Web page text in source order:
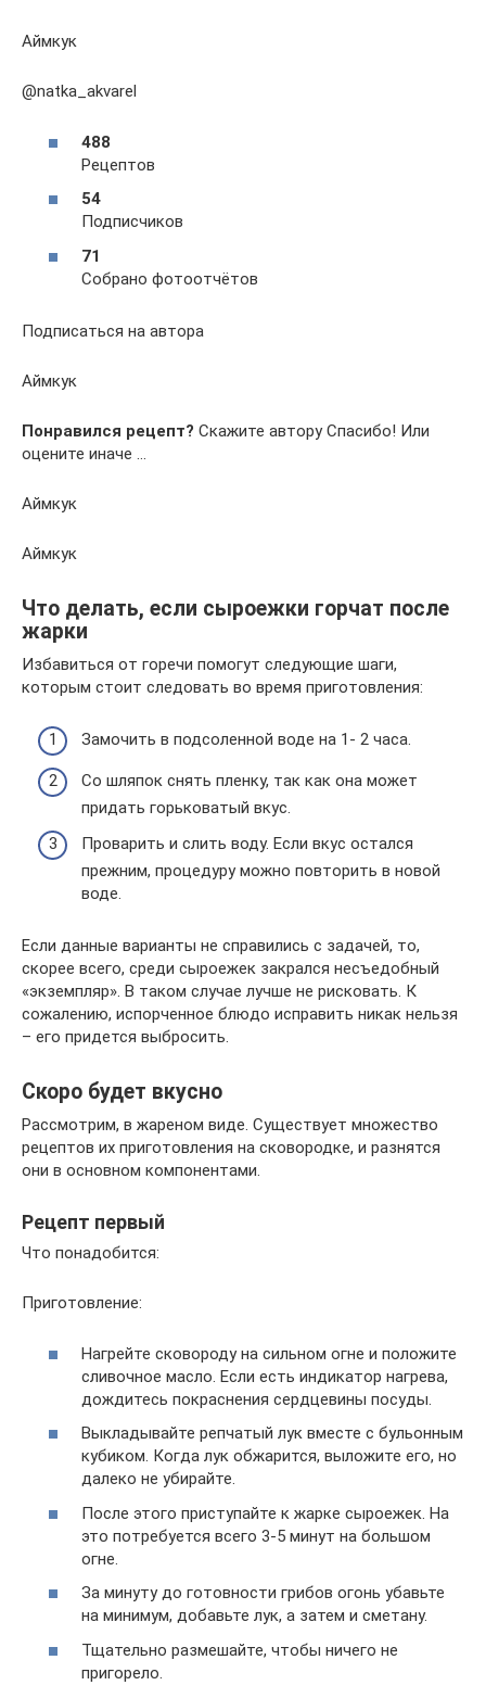
Аймкук
@natka_akvarel
488
Рецептов
54
Подписчиков
71
Собрано фотоотчётов
Подписаться на автора
Аймкук
Понравился рецепт? Скажите автору Спасибо! Или
оцените иначе …
Аймкук
Аймкук
Что делать, если сыроежки горчат после
жарки
Избавиться от горечи помогут следующие шаги,
которым стоит следовать во время приготовления:
Замочить в подсоленной воде на 1- 2 часа.
Со шляпок снять пленку, так как она может
придать горьковатый вкус.
Проварить и слить воду. Если вкус остался
прежним, процедуру можно повторить в новой
воде.
Если данные варианты не справились с задачей, то,
скорее всего, среди сыроежек закрался несъедобный
«экземпляр». В таком случае лучше не рисковать. К
сожалению, испорченное блюдо исправить никак нельзя
– его придется выбросить.
Скоро будет вкусно
Рассмотрим, в жареном виде. Существует множество
рецептов их приготовления на сковородке, и разнятся
они в основном компонентами.
Рецепт первый
Что понадобится:
Приготовление:
Нагрейте сковороду на сильном огне и положите
сливочное масло. Если есть индикатор нагрева,
дождитесь покраснения сердцевины посуды.
Выкладывайте репчатый лук вместе с бульонным
кубиком. Когда лук обжарится, выложите его, но
далеко не убирайте.
После этого приступайте к жарке сыроежек. На
это потребуется всего 3-5 минут на большом
огне.
За минуту до готовности грибов огонь убавьте
на минимум, добавьте лук, а затем и сметану.
Тщательно размешайте, чтобы ничего не
пригорело.